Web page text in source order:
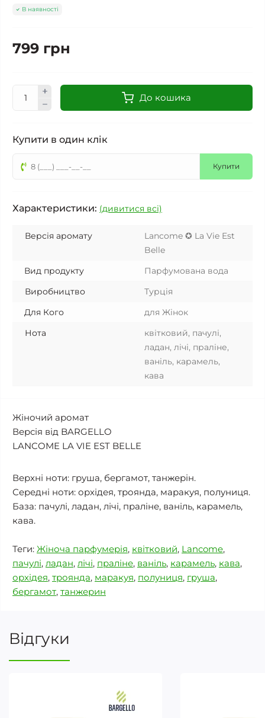
В наявності
799 грн
До кошика
Купити в один клік
Купити
Характеристики: (дивитися всі)
Версія аромату
Lancome ✪ La Vie Est
Belle
Вид продукту
Парфумована вода
Виробництво
Турція
Для Кого
для Жінок
Нота
квітковий, пачулі,
ладан, лічі, праліне,
ваніль, карамель,
кава
Жіночий аромат
Версія від BARGELLO
LANCOME LA VIE EST BELLE
Верхні ноти: груша, бергамот, танжерін.
Середні ноти: орхідея, троянда, маракуя, полуниця.
База: пачулі, ладан, лічі, праліне, ваніль, карамель,
кава.
Теги: Жіноча парфумерія, квітковий, Lancome,
пачулі, ладан, лічі, праліне, ваніль, карамель, кава,
орхідея, троянда, маракуя, полуниця, груша,
бергамот, танжерин
Відгуки